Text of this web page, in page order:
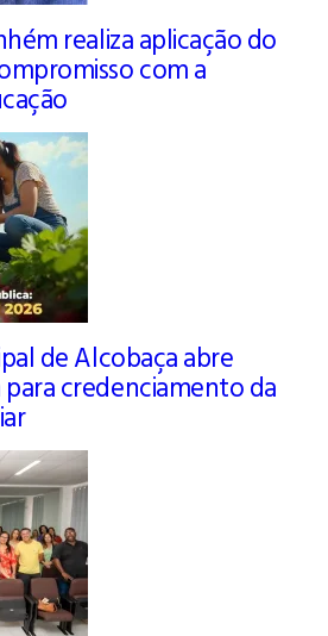
realiza aplicação do
com a
de Alcobaça abre
credenciamento da